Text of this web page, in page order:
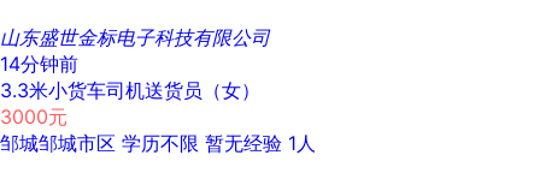
山东盛世金标电子科技有限公司
14分钟前
3.3米小货车司机送货员（女）
3000元
邹城邹城市区 学历不限 暂无经验 1人